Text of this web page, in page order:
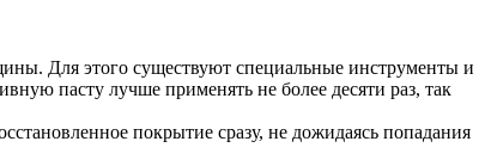
Для этого существуют специальные инструменты и
пасту лучше применять не более десяти раз, так
покрытие сразу, не дожидаясь попадания